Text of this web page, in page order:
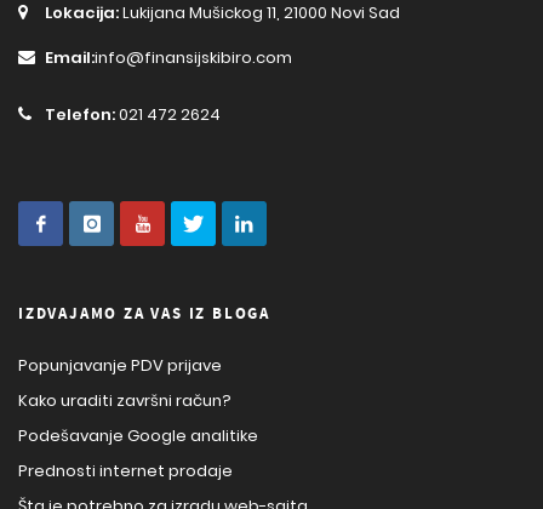
Lokacija:Lukijana Mušickog 11, 21000 Novi Sad
Email:info@finansijskibiro.com
Telefon:021 472 2624
IZDVAJAMO ZA VAS IZ BLOGA
Popunjavanje PDV prijave
Kako uraditi završni račun?
Podešavanje Google analitike
Prednosti internet prodaje